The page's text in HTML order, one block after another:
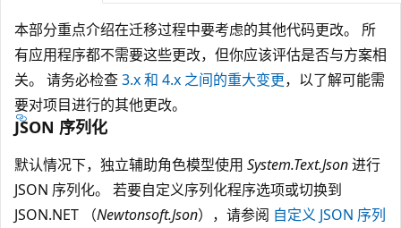
本部分重点介绍在迁移过程中要考虑的其他代码更改。 所
有应用程序都不需要这些更改，但你应该评估是否与方案相
关。 请务必检查3.x 和 4.x 之间的重大变更，以了解可能需
要对项目进行的其他更改。
JSON 序列化
默认情况下，独立辅助角色模型使用 System.Text.Json进行
JSON 序列化。 若要自定义序列化程序选项或切换到
JSON.NET （Newtonsoft.Json），请参阅 自定义 JSON 序列